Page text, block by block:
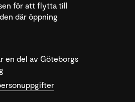
för att flytta till
där öppning
en del av Göteborgs